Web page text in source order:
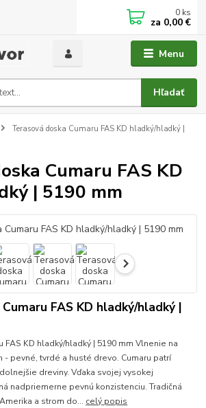
Menu
Hľadať
0 ks
za 0,00 €
Terasová doska Cumaru FAS KD hladký/hladký |
Cumaru FAS KD
| 5190 mm
FAS KD hladký/hladký |
FAS KD hladký/hladký | 5190 mm Vlnenie na
- pevné, tvrdé a husté drevo. Cumaru patrí
dreviny. Vďaka svojej vysokej
nadpriemerne pevnú konzistenciu. Tradičná
a strom do... celý popis